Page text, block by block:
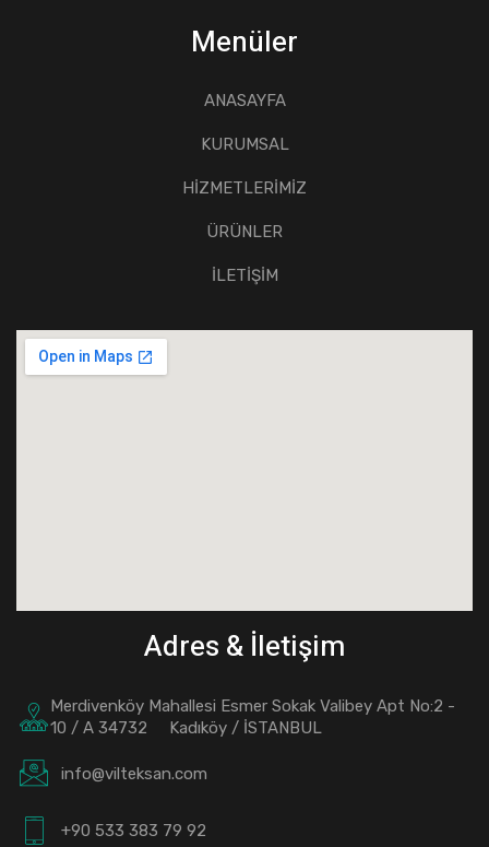
Menüler
ANASAYFA
KURUMSAL
HİZMETLERİMİZ
ÜRÜNLER
İLETİŞİM
Adres & İletişim
Merdivenköy Mahallesi Esmer Sokak Valibey Apt No:2 -
10 / A 34732 Kadıköy / İSTANBUL
info@vilteksan.com
+90 533 383 79 92